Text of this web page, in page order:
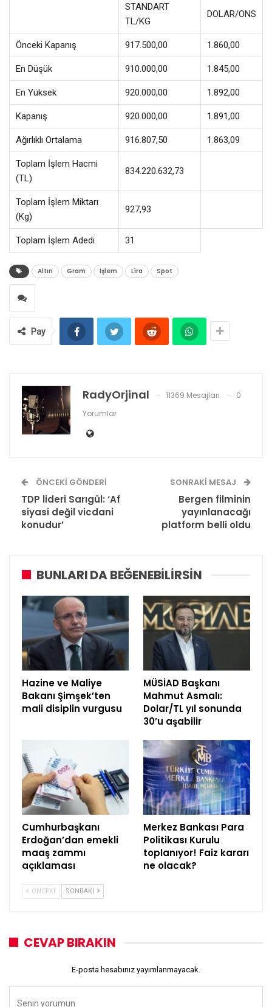
STANDART
TL/KG
DOLAR/ONS
Önceki Kapanış 917.500,00 1.860,00
En Düşük 910.000,00 1.845,00
En Yüksek 920.000,00 1.892,00
Kapanış 920.000,00 1.891,00
Ağırlıklı Ortalama 916.807,50 1.863,09
Toplam İşlem Hacmi
(TL)
834.220.632,73
Toplam İşlem Miktarı
(Kg)
927,93
Toplam İşlem Adedi 31
Altın Gram İşlem Li̇ra Spot
Pay
RadyOrjinal 11369 Mesajları
0
Yorumlar
ÖNCEKI GÖNDERI
TDP lideri Sarıgül: ‘Af
siyasi değil vicdani
konudur’
SONRAKI MESAJ
Bergen filminin
yayınlanacağı
platform belli oldu
BUNLARI DA BEĞENEBILIRSIN
Hazine ve Maliye
Bakanı Şimşek’ten
mali disiplin vurgusu
MÜSİAD Başkanı
Mahmut Asmalı:
Dolar/TL yıl sonunda
30’u aşabilir
Cumhurbaşkanı
Erdoğan’dan emekli
maaş zammı
açıklaması
Merkez Bankası Para
Politikası Kurulu
toplanıyor! Faiz kararı
ne olacak?
ÖNCEKI SONRAKI
CEVAP BIRAKIN
E-posta hesabınız yayımlanmayacak.